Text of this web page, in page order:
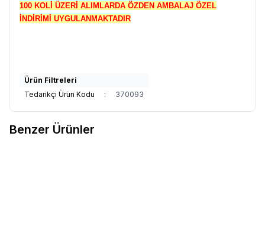
100 KOLİ ÜZERİ ALIMLARDA ÖZDEN AMBALAJ ÖZEL
İNDİRİMİ UYGULANMAKTADIR
Ürün Filtreleri
Tedarikçi Ürün Kodu
: 370093
Benzer Ürünler